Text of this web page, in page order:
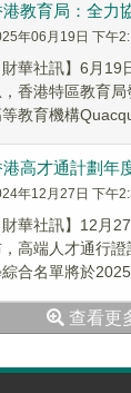
港教育局：全力
年06月19日 下午
財華社訊】6月
，香港特區教育
教育機構
港高才通計劃年
年12月27日 下午
財華社訊】12月
高端人才通行
合名單將於
查看更